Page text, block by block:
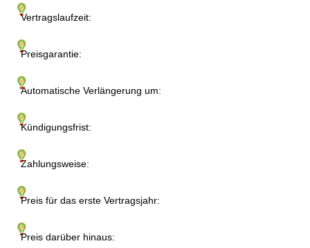
Vertragslaufzeit:
Preisgarantie:
Automatische Verlängerung um:
Kündigungsfrist:
Zahlungsweise:
Preis für das erste Vertragsjahr:
Preis darüber hinaus: